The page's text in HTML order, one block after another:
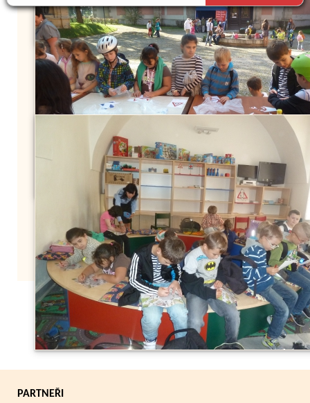
Zpět
PARTNEŘI